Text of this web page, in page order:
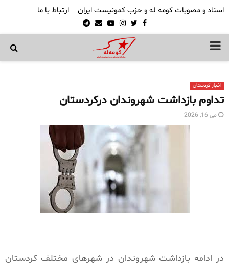
اسناد و مصوبات کومه له و حزب کمونیست ایران ارتباط با ما
Facebook
Twitter
Instagram
Youtube
Email
Telegram
PRIMARY
اخبار کردستان
تداوم بازداشت شهروندان درکردستان
می 16, 2026
در ادامه بازداشت شهروندان در شهرهای مختلف کردستان